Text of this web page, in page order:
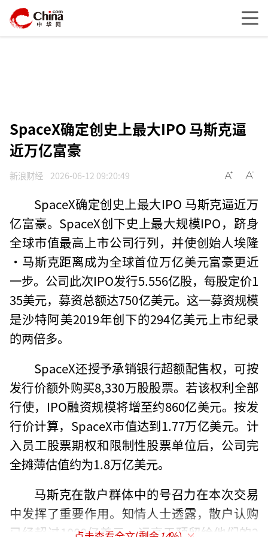
SpaceX确定创史上最大IPO 马斯克逼
近万亿富豪
新浪财经 2026-06-12 09:20:49
SpaceX确定创史上最大IPO 马斯克逼近万
亿富豪。SpaceX创下史上最大规模IPO，跻身
全球市值最高上市公司行列，并使创始人埃隆
·马斯克距离成为全球首位万亿美元富豪更近
一步。公司此次IPO发行5.556亿股，每股定价1
35美元，募资总额达750亿美元。这一募资规模
是沙特阿美2019年创下的294亿美元上市纪录
的两倍多。
SpaceX还授予承销银行超额配售权，可按
发行价额外购买8,330万股股票。若该权利全部
行使，IPO融资规模将增至约860亿美元。按发
行价计算，SpaceX市值达到1.77万亿美元。计
入员工股票期权和限制性股票单位后，公司完
全摊薄估值约为1.8万亿美元。
马斯克在散户群体中的号召力在本次交易
中发挥了重要作用。知情人士透露，散户认购
已经超过1000亿美元，远高于预留给他们的2